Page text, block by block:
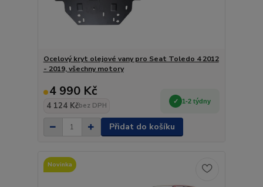
Ocelový kryt olejové vany pro Seat Toledo 4 2012
- 2019, všechny motory
4 990 Kč
4 124 Kčbez DPH
1-2 týdny
Přidat do košíku
Novinka